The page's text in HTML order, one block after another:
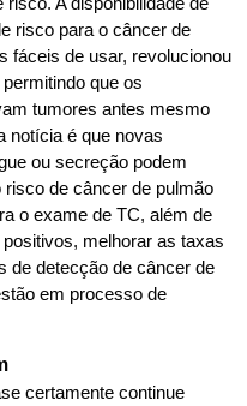
risco para o câncer de
fáceis de usar, revolucionou
que os
tumores antes mesmo
notícia é que novas
ou secreção podem
de câncer de pulmão
o exame de TC, além de
melhorar as taxas
de detecção de câncer de
em processo de
certamente continue